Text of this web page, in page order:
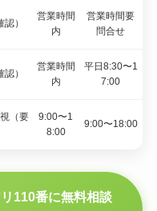
）
営業時間
内
営業時間要
問合せ
）
営業時間
内
平日8:30〜1
7:00
（要
9:00〜1
8:00
9:00〜18:00
110番に無料相談